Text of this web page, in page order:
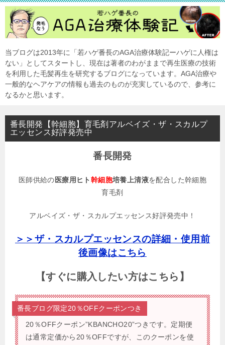
当ブログは2013年に「若ハゲ番長のAGA治療体験記ーハゲに人権は
ない」としてスタートし、現在は著者のわがままで再生医療の技術
を利用した毛髪再生を研究するブログになっています。AGA治療や
一般的なヘアケアの情報も過去のものが充実しているので、参考に
なるかと思います。
番長開発【幹細胞】育毛剤アルベイズ・ザ・スカルプ
エッセンス好評発売中
番長開発
医師供給の医療用ヒト 幹細胞培養上清液を配合した幹細胞
育毛剤
アルベイズ・ザ・スカルプエッセンス好評発売中！
＞＞ザ・スカルプエッセンスの詳細・使用前
後画像はこちら
【すぐに購入したい方はこちら】
番長ブログ限定20％OFFクーポンつき
20％OFFクーポン”KBANCHO20”つきです。 定期便
は通常定価から20％OFFですが、このクーポンを使